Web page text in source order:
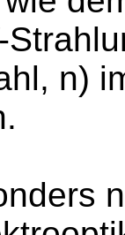
n)